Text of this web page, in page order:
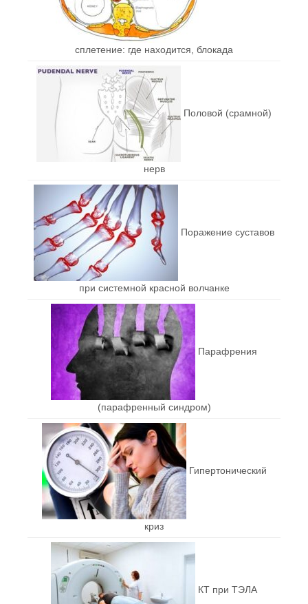
сплетение: где находится, блокада
Половой (срамной)
нерв
Поражение суставов
при системной красной волчанке
Парафрения
(парафренный синдром)
Гипертонический
криз
КТ при ТЭЛА